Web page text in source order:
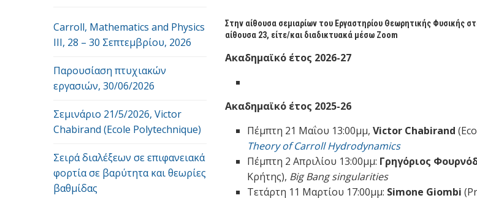
Carroll, Mathematics and Physics
ΙΙI, 28 – 30 Σεπτεμβρίου, 2026
Παρουσίαση πτυχιακών
εργασιών, 30/06/2026
Σεμινάριο 21/5/2026, Victor
Chabirand (Ecole Polytechnique)
Σειρά διαλέξεων σε επιφανειακά
φορτία σε βαρύτητα και θεωρίες
βαθμίδας
Στην αίθουσα σεμιαρίων του Εργαστηρίου Θεωρητικής Φυσικής
αίθουσα 23, είτε/και διαδικτυακά μέσω Zoom
Ακαδημαϊκό έτος 2026-27
Ακαδημαϊκό έτος 2025-26
Πέμπτη 21 Μαΐου 13:00μμ, Victor Chabirand
Theory of Carroll Hydrodynamics
Πέμπτη 2 Απριλίου 13:00μμ: Γρηγόριος
Κρήτης), Big Bang singularities
Τετάρτη 11 Μαρτίου 17:00μμ: Simone Giombi